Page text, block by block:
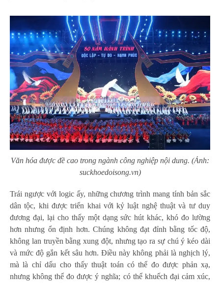
Văn hóa được đề cao trong ngành công nghiệp nội dung. (Ảnh:
suckhoedoisong.vn)
Trái ngược với logic ấy, những chương trình mang tính bản sắc
dân tộc, khi được triển khai với kỷ luật nghệ thuật và tư duy
đương đại, lại cho thấy một dạng sức hút khác, khó đo lường
hơn nhưng ổn định hơn. Chúng không đạt đỉnh bằng tốc độ,
không lan truyền bằng xung đột, nhưng tạo ra sự chú ý kéo dài
và mức độ gắn kết sâu hơn. Điều này không phải là nghịch lý,
mà là chỉ dấu cho thấy thuật toán có thể đo được phản xạ,
nhưng không thể đo được ý nghĩa; có thể khuếch đại cảm xúc,